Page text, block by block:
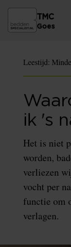
TMC
Goes
Leestijd:
ik 's
Het is niet
worden,
verliezen
vocht per
functie om
verlagen.